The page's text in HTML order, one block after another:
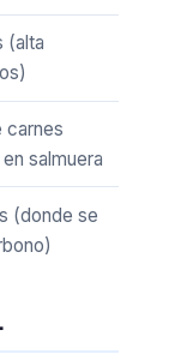
(alta
carnes
salmuera
(donde se